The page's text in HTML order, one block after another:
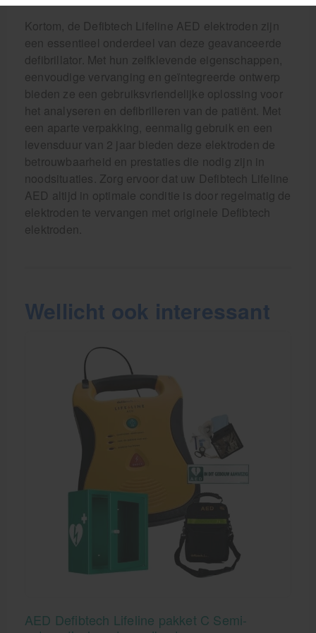
Kortom, de Defibtech Lifeline AED elektroden zijn
een essentieel onderdeel van deze geavanceerde
defibrillator. Met hun zelfklevende eigenschappen,
eenvoudige vervanging en geïntegreerde ontwerp
bieden ze een gebruiksvriendelijke oplossing voor
het analyseren en defibrilleren van de patiënt. Met
een aparte verpakking, eenmalig gebruik en een
levensduur van 2 jaar bieden deze elektroden de
betrouwbaarheid en prestaties die nodig zijn in
noodsituaties. Zorg ervoor dat uw Defibtech Lifeline
AED altijd in optimale conditie is door regelmatig de
elektroden te vervangen met originele Defibtech
elektroden.
Wellicht ook interessant
AED Defibtech Lifeline pakket C Semi-